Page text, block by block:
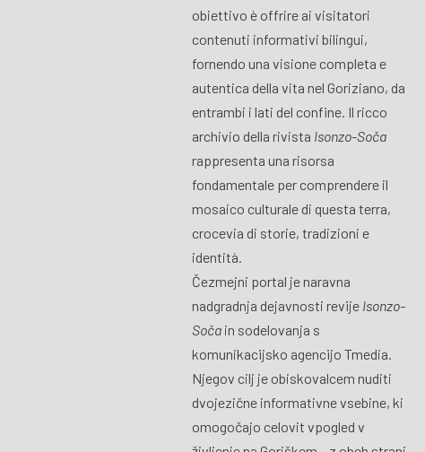
obiettivo è offrire ai visitatori
contenuti informativi bilingui,
fornendo una visione completa e
autentica della vita nel Goriziano, da
entrambi i lati del confine. Il ricco
archivio della rivista Isonzo-Soča
rappresenta una risorsa
fondamentale per comprendere il
mosaico culturale di questa terra,
crocevia di storie, tradizioni e
identità.
Čezmejni portal je naravna
nadgradnja dejavnosti revije Isonzo-
Soča in sodelovanja s
komunikacijsko agencijo Tmedia.
Njegov cilj je obiskovalcem nuditi
dvojezične informativne vsebine, ki
omogočajo celovit vpogled v